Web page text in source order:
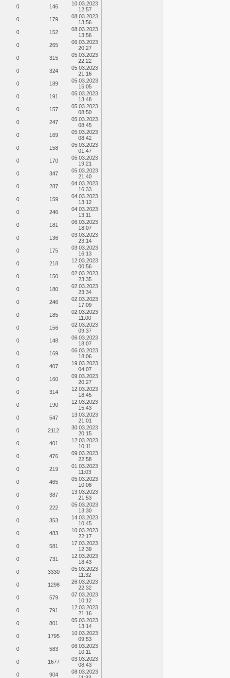
0 146
10.03.2023
12:57
0 179
08.03.2023
13:56
0 152
08.03.2023
13:56
0 265
06.03.2023
20:27
0 315
05.03.2023
22:22
0 324
05.03.2023
21:16
0 189
05.03.2023
15:05
0 191
05.03.2023
13:48
0 157
05.03.2023
08:50
0 247
05.03.2023
08:45
0 169
05.03.2023
08:42
0 158
05.03.2023
01:47
0 170
05.03.2023
19:21
0 347
05.03.2023
21:40
0 287
04.03.2023
16:33
0 159
04.03.2023
13:12
0 246
04.03.2023
13:11
0 181
06.03.2023
18:07
0 136
03.03.2023
23:14
0 175
03.03.2023
16:13
0 218
12.03.2023
00:56
0 150
02.03.2023
23:35
0 180
02.03.2023
23:34
0 246
02.03.2023
17:09
0 185
02.03.2023
11:00
0 156
02.03.2023
09:37
0 148
06.03.2023
18:07
0 169
06.03.2023
18:06
0 407
19.03.2023
04:07
0 160
09.03.2023
20:27
0 314
12.03.2023
18:45
0 190
12.03.2023
15:43
0 547
13.03.2023
21:01
0 2112
30.03.2023
20:15
0 401
12.03.2023
10:11
0 476
09.03.2023
22:58
0 219
01.03.2023
11:03
0 465
05.03.2023
10:08
0 387
13.03.2023
21:53
0 222
05.03.2023
13:30
0 353
14.03.2023
10:45
0 483
10.03.2023
22:17
0 581
17.03.2023
12:39
0 731
12.03.2023
18:43
0 3330
05.03.2023
11:32
0 1298
26.03.2023
22:32
0 579
07.03.2023
10:12
0 791
12.03.2023
21:16
0 801
05.03.2023
13:14
0 1795
10.03.2023
09:53
0 583
06.03.2023
10:11
0 1677
03.03.2023
08:43
0 904
08.03.2023